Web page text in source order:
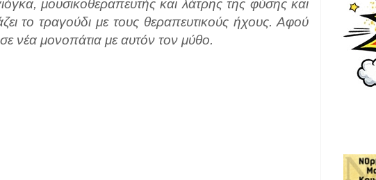
μουσικοθεραπευτής και λάτρης της φύσης και
το τραγούδι με τους θεραπευτικούς ήχους. Αφού
νέα μονοπάτια με αυτόν τον μύθο.